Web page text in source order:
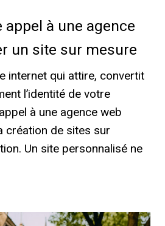
à une agence
un site sur mesure
internet qui attire, convertit
l’identité de votre
à une agence web
création de sites sur
Un site personnalisé ne